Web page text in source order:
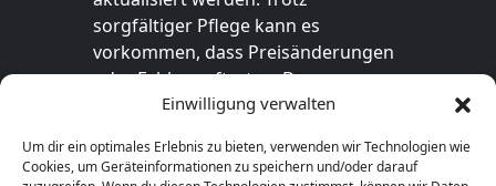
Einwilligung verwalten
Um dir ein optimales Erlebnis zu bieten, verwenden wir Technologien wie
Cookies, um Geräteinformationen zu speichern und/oder darauf
sorgfältiger Pflege kann es
vorkommen, dass Preisänderungen
oder Fehler auftreten. Der
endgültige Preis sowie die
ausschließlich im jeweiligen Online-